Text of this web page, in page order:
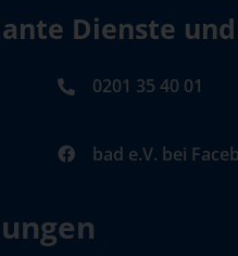
Dienste
0201 35 40 01
bad e.V. bei